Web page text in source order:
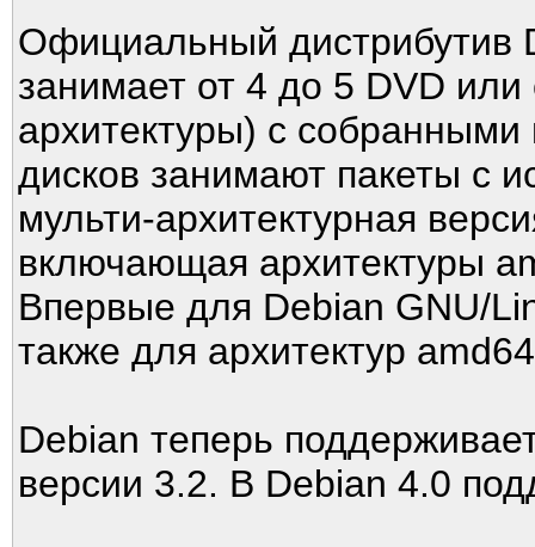
Официальный дистрибутив
занимает от 4 до 5 DVD
архитектуры) с
дисков занимают пакеты с
мульти-архитектурная
включающая архитектуры
Впервые для Debian GNU/
также для архитектур
Debian теперь
версии 3.2. В Debian 4.0